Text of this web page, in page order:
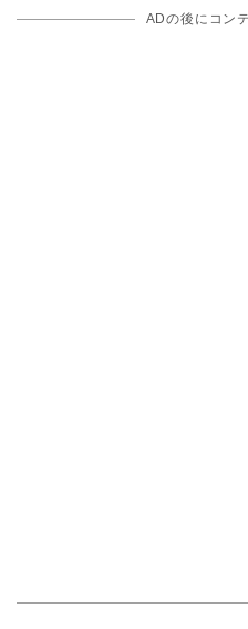
ADの後にコン